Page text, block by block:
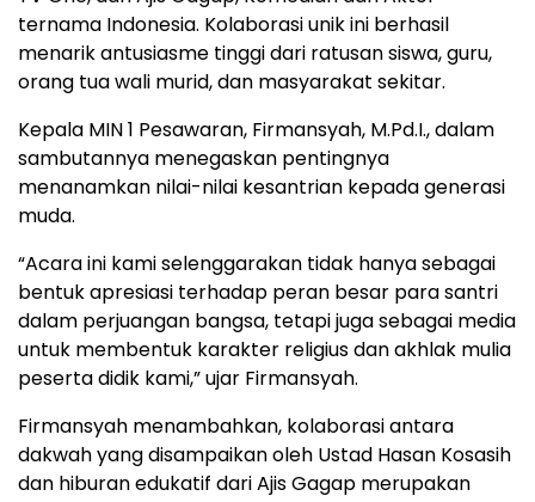
ternama Indonesia. Kolaborasi unik ini berhasil
menarik antusiasme tinggi dari ratusan siswa, guru,
orang tua wali murid, dan masyarakat sekitar.
Kepala MIN 1 Pesawaran, Firmansyah, M.Pd.I., dalam
sambutannya menegaskan pentingnya
menanamkan nilai-nilai kesantrian kepada generasi
muda.
“Acara ini kami selenggarakan tidak hanya sebagai
bentuk apresiasi terhadap peran besar para santri
dalam perjuangan bangsa, tetapi juga sebagai media
untuk membentuk karakter religius dan akhlak mulia
peserta didik kami,” ujar Firmansyah.
Firmansyah menambahkan, kolaborasi antara
dakwah yang disampaikan oleh Ustad Hasan Kosasih
dan hiburan edukatif dari Ajis Gagap merupakan